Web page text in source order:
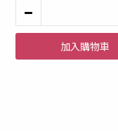
加入購物車